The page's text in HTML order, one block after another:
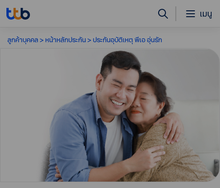
เมนู
ลูกค้าบุคคล หน้าหลักประกัน ประกันอุบัติเหตุ พีเอ อุ่นรัก